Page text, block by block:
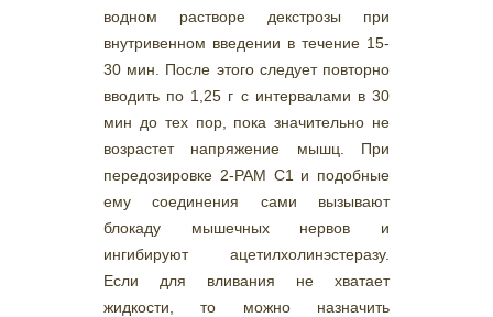
водном растворе декстрозы при
внутривенном введении в течение 15-
30 мин. После этого следует повторно
вводить по 1,25 г с интервалами в 30
мин до тех пор, пока значительно не
возрастет напряжение мышц. При
передозировке 2-РАМ С1 и подобные
ему соединения сами вызывают
блокаду мышечных нервов и
ингибируют ацетилхолинэстеразу.
Если для вливания не хватает
жидкости, то можно назначить